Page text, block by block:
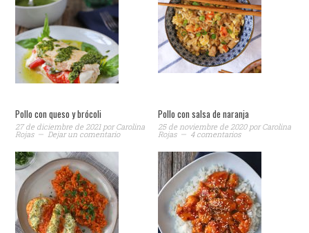
Pollo con queso y brócoli
27 de diciembre de 2021porCarolina
Rojas Dejar un comentario
Pollo con salsa de naranja
25 de noviembre de 2020porCarolina
Rojas 4 comentarios